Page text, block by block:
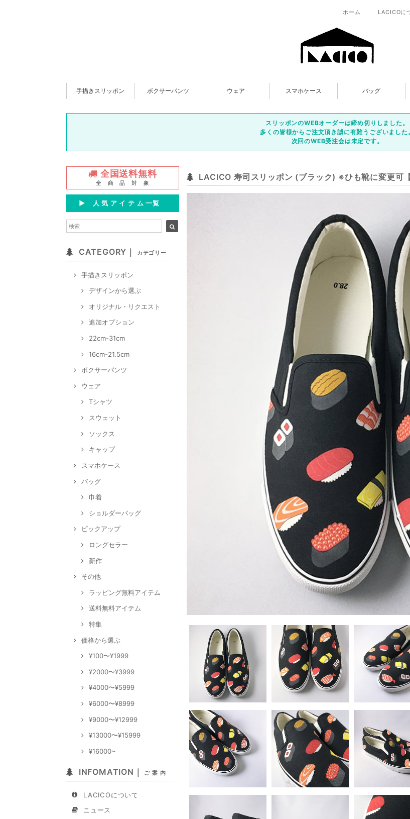
ホーム LACICOに
手描きスリッポン ボクサーパンツ ウェア スマホケース バッグ
スリッポンのWEBオーダーは締め切りしました。
多くの皆様からご注文頂き誠に有難うございました
次回のWEB受注会は未定です。
全国送料無料
全 商 品 対 象
▶︎ 人 気 ア イ テ ム 一覧
CATEGORY｜ カテゴリー
手描きスリッポン
デザインから選ぶ
オリジナル・リクエスト
追加オプション
22cm-31cm
16cm-21.5cm
ボクサーパンツ
ウェア
Tシャツ
スウェット
ソックス
キャップ
スマホケース
バッグ
巾着
ショルダーバッグ
ピックアップ
ロングセラー
新作
その他
ラッピング無料アイテム
送料無料アイテム
特集
価格から選ぶ
¥100〜¥1999
¥2000〜¥3999
¥4000〜¥5999
¥6000〜¥8999
¥9000〜¥12999
¥13000〜¥15999
¥16000~
INFOMATION｜ ご 案 内
LACICOについて
ニュース
LACICO 寿司スリッポン (ブラック) ※ひも靴に変更可